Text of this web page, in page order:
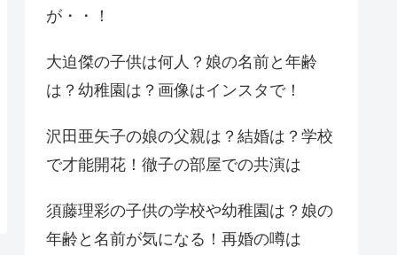
が・・！
大迫傑の子供は何人？娘の名前と年齢
は？幼稚園は？画像はインスタで！
沢田亜矢子の娘の父親は？結婚は？学校
で才能開花！徹子の部屋での共演は
須藤理彩の子供の学校や幼稚園は？娘の
年齢と名前が気になる！再婚の噂は